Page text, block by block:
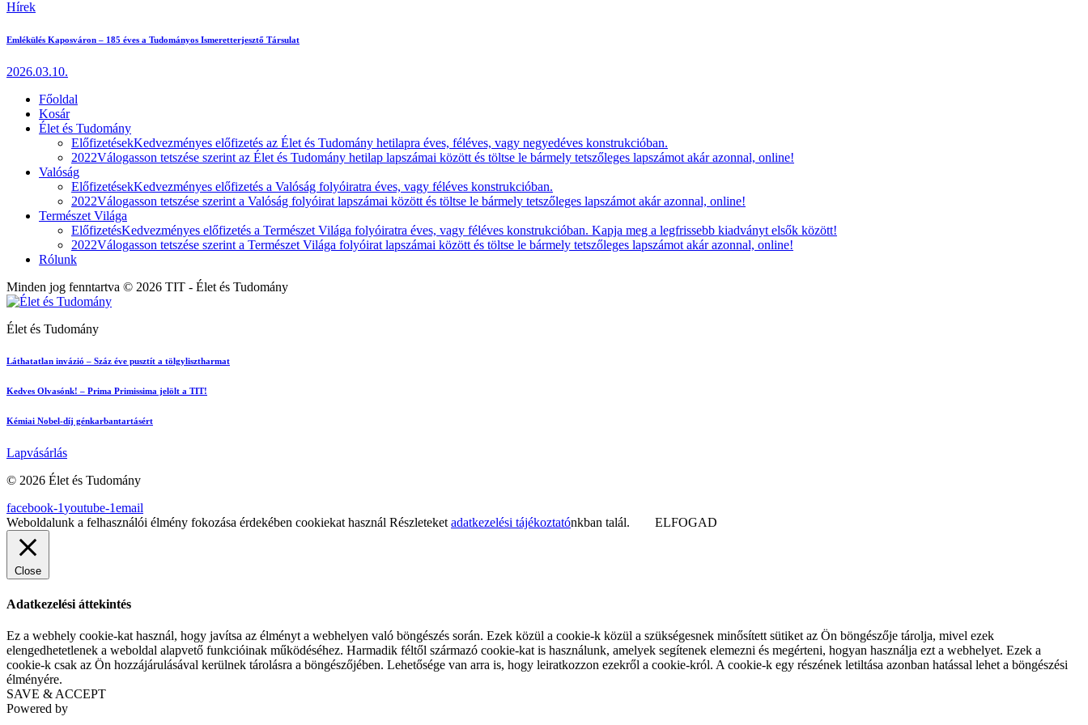
Hírek
Emlékülés Kaposváron – 185 éves a Tudományos Ismeretterjesztő Társulat
2026.03.10.
Főoldal
Kosár
Élet és Tudomány
ElőfizetésekKedvezményes előfizetés az Élet és Tudomány hetilapra éves, féléves, vagy negyedéves konstrukcióban.
2022Válogasson tetszése szerint az Élet és Tudomány hetilap lapszámai között és töltse le bármely tetszőleges lapszámot akár azonnal, online!
Valóság
ElőfizetésekKedvezményes előfizetés a Valóság folyóiratra éves, vagy féléves konstrukcióban.
2022Válogasson tetszése szerint a Valóság folyóirat lapszámai között és töltse le bármely tetszőleges lapszámot akár azonnal, online!
Természet Világa
ElőfizetésKedvezményes előfizetés a Természet Világa folyóiratra éves, vagy féléves konstrukcióban. Kapja meg a legfrissebb kiadványt elsők között!
2022Válogasson tetszése szerint a Természet Világa folyóirat lapszámai között és töltse le bármely tetszőleges lapszámot akár azonnal, online!
Rólunk
Minden jog fenntartva © 2026 TIT - Élet és Tudomány
Élet és Tudomány
Láthatatlan invázió – Száz éve pusztít a tölgylisztharmat
Kedves Olvasónk! – Prima Primissima jelölt a TIT!
Kémiai Nobel-díj génkarbantartásért
Lapvásárlás
© 2026 Élet és Tudomány
facebook-1youtube-1email
Weboldalunk a felhasználói élmény fokozása érdekében cookiekat használ Részleteket adatkezelési tájékoztatónkban talál. ELFOGAD
Close
Adatkezelési áttekintés
Ez a webhely cookie-kat használ, hogy javítsa az élményt a webhelyen való böngészés során. Ezek közül a cookie-k közül a szükségesnek minősített sütiket az Ön böngészője tárolja, mivel ezek
elengedhetetlenek a weboldal alapvető funkcióinak működéséhez. Harmadik féltől származó cookie-kat is használunk, amelyek segítenek elemezni és megérteni, hogyan használja ezt a webhelyet. Ezek a
cookie-k csak az Ön hozzájárulásával kerülnek tárolásra a böngészőjében. Lehetősége van arra is, hogy leiratkozzon ezekről a cookie-król. A cookie-k egy részének letiltása azonban hatással lehet a böngészési
élményére.
SAVE & ACCEPT
Powered by